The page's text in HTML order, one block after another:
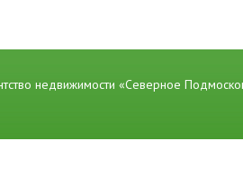
недвижимости «Северное